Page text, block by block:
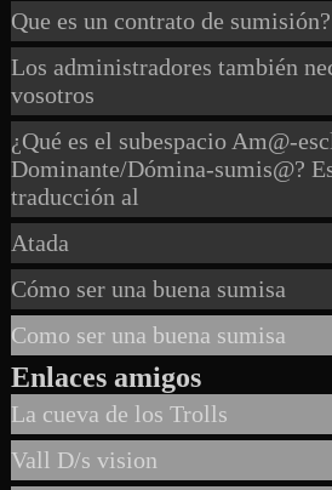
Que es un contrato de sumisión?
Los administradores también
vosotros
¿Qué es el subespacio Am@-
Dominante/Dómina-sumis@?
traducción al
Atada
Cómo ser una buena sumisa
Como ser una buena sumisa
Enlaces amigos
La cueva de los Trolls
Vall D/s vision